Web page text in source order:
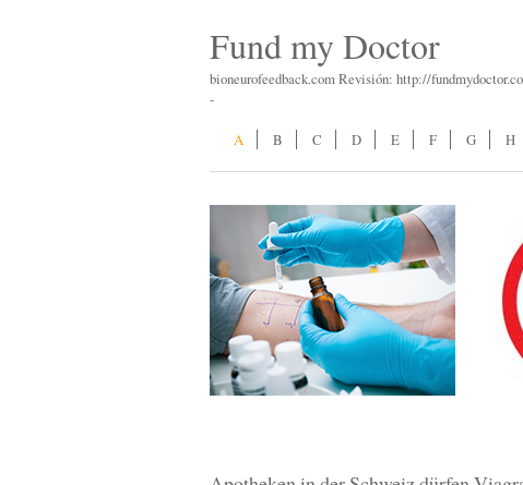
Fund my Doctor
bioneurofeedback.com Revisión: http://
-
A B C D E F G H